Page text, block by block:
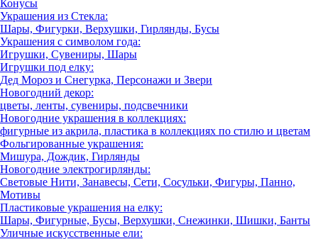
Конусы
Украшения из Стекла:
Шары, Фигурки, Верхушки, Гирлянды, Бусы
Украшения с символом года:
Игрушки, Сувениры, Шары
Игрушки под елку:
Дед Мороз и Снегурка, Персонажи и Звери
Новогодний декор:
цветы, ленты, сувениры, подсвечники
Новогодние украшения в коллекциях:
фигурные из акрила, пластика в коллекциях по стилю и цветам
Фольгированные украшения:
Мишура, Дождик, Гирлянды
Новогодние электрогирлянды:
Световые Нити, Занавесы, Сети, Сосульки, Фигуры, Панно,
Мотивы
Пластиковые украшения на елку:
Шары, Фигурные, Бусы, Верхушки, Снежинки, Шишки, Банты
Уличные искусственные ели: